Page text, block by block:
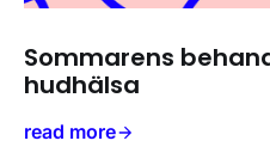
Sommarens
hudhälsa
read more